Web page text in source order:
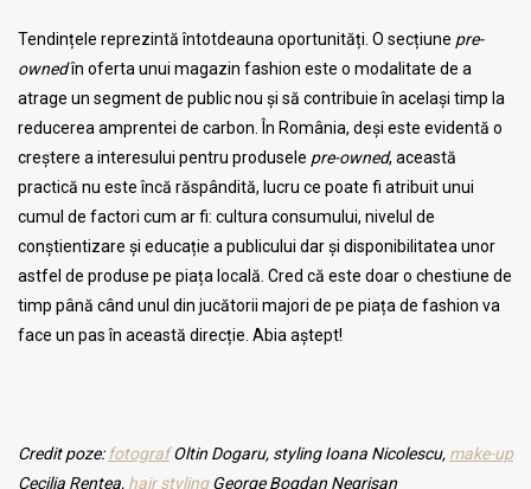
Tendințele reprezintă întotdeauna oportunități. O secțiune pre-
ownedîn oferta unui magazin fashion este o modalitate de a
atrage un segment de public nou și să contribuie în același timp la
reducerea amprentei de carbon. În România, deși este evidentă o
creștere a interesului pentru produsele pre-owned, această
practică nu este încă răspândită, lucru ce poate fi atribuit unui
cumul de factori cum ar fi: cultura consumului, nivelul de
conștientizare și educație a publicului dar și disponibilitatea unor
astfel de produse pe piața locală. Cred că este doar o chestiune de
timp până când unul din jucătorii majori de pe piața de fashion va
face un pas în această direcție. Abia aștept!
Credit poze:fotografOltin Dogaru, styling Ioana Nicolescu, make-up
Cecilia Rentea, hair stylingGeorge Bogdan Negrisan